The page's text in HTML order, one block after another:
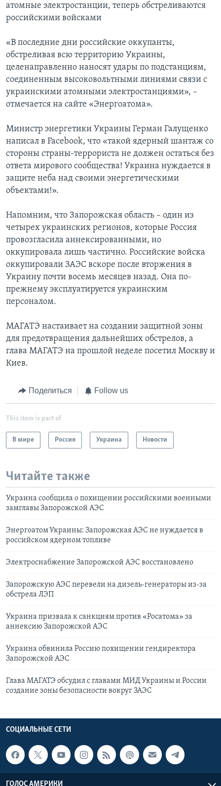
атомные электростанции, теперь обстреливаются
российскими войсками
«В последние дни российские оккупанты,
обстреливая всю территорию Украины,
целенаправленно наносят удары по подстанциям,
соединенным высоковольтными линиями связи с
украинскими атомными электростанциями», –
отмечается на сайте «Энергоатома».
Министр энергетики Украины Герман Галущенко
написал в Facebook, что «такой ядерный шантаж со
стороны страны-террориста не должен остаться без
ответа мирового сообщества! Украина нуждается в
защите неба над своими энергетическими
объектами!».
Напомним, что Запорожская область – один из
четырех украинских регионов, которые Россия
провозгласила аннексированными, но
оккупировала лишь частично. Российские войска
оккупировали ЗАЭС вскоре после вторжения в
Украину почти восемь месяцев назад. Она по-
прежнему эксплуатируется украинским
персоналом.
МАГАТЭ настаивает на создании защитной зоны
для предотвращения дальнейших обстрелов, а
глава МАГАТЭ на прошлой неделе посетил Москву и
Киев.
Поделиться Follow us
This item is part of
В мире Россия Украина Новости
Читайте также
Украина сообщила о похищении российскими военными
замглавы Запорожской АЭС
Энергоатом Украины: Запорожская АЭС не нуждается в
российском ядерном топливе
Электроснабжение Запорожской АЭС восстановлено
Запорожскую АЭС перевели на дизель-генераторы из-за
обстрела ЛЭП
Украина призвала к санкциям против «Росатома» за
аннексию Запорожской АЭС
Украина обвинила Россию похищении гендиректора
Запорожской АЭС
Глава МАГАТЭ обсудил с главами МИД Украины и России
создание зоны безопасности вокруг ЗАЭС
СОЦИАЛЬНЫЕ СЕТИ
ГОЛОС АМЕРИКИ